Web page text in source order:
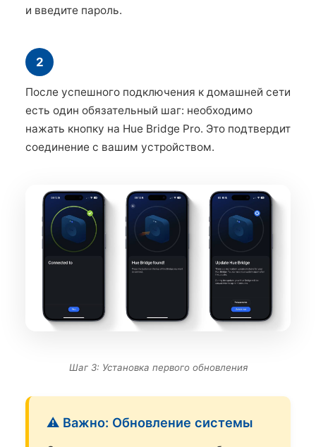
и введите пароль.
2
После успешного подключения к домашней сети
есть один обязательный шаг: необходимо
нажать кнопку на Hue Bridge Pro. Это подтвердит
соединение с вашим устройством.
Шаг 3: Установка первого обновления
⚠️ Важно: Обновление системы